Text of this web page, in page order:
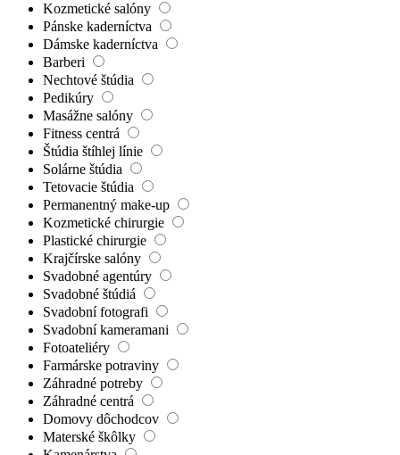
Kozmetické salóny
Pánske kaderníctva
Dámske kaderníctva
Barberi
Nechtové štúdia
Pedikúry
Masážne salóny
Fitness centrá
Štúdia štíhlej línie
Solárne štúdia
Tetovacie štúdia
Permanentný make-up
Kozmetické chirurgie
Plastické chirurgie
Krajčírske salóny
Svadobné agentúry
Svadobné štúdiá
Svadobní fotografi
Svadobní kameramani
Fotoateliéry
Farmárske potraviny
Záhradné potreby
Záhradné centrá
Domovy dôchodcov
Materské škôlky